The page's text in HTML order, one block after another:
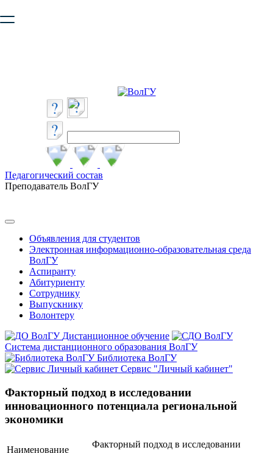
безопасную работу с сайтом. Пожалуйста
Педагогический состав
Преподаватель ВолГУ
Объявления для студентов
Электронная информационно-образовательная среда
ВолГУ
Аспиранту
Абитуриенту
Сотруднику
Выпускнику
Волонтеру
Дистанционное обучение
Система дистанционного образования ВолГУ
Библиотека ВолГУ
Сервис "Личный кабинет"
Факторный подход в исследовании
инновационного потенциала региональной
экономики
Наименование
Факторный подход в исследовании